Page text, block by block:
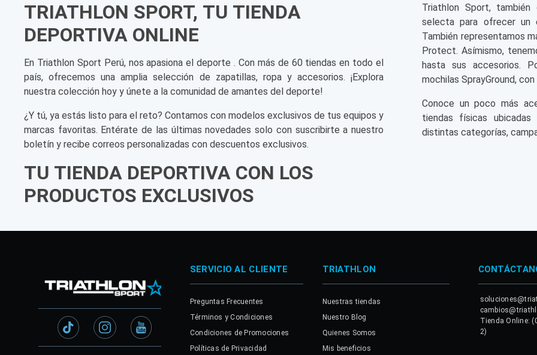
TRIATHLON SPORT, TU TIENDA
DEPORTIVA ONLINE
En Triathlon Sport Perú, nos apasiona el deporte . Con más de 60 tiendas en todo el
país, ofrecemos una amplia selección de zapatillas, ropa y accesorios. ¡Explora
nuestra colección hoy y únete a la comunidad de amantes del deporte!
¿Y tú, ya estás listo para el reto? Contamos con modelos exclusivos de tus equipos y
marcas favoritas. Entérate de las últimas novedades solo con suscribirte a nuestro
boletín y recibe correos personalizadas con descuentos exclusivos.
TU TIENDA DEPORTIVA CON LOS
PRODUCTOS EXCLUSIVOS
Triathlon Sport, también
selecta para ofrecer un
También representamos
Protect. Asímismo,
hasta sus accesorios.
mochilas SprayGround,
Conoce un poco más
tiendas físicas
distintas categorías,
SERVICIO AL CLIENTE
Preguntas Frecuentes
Términos y Condiciones
Condiciones de Promociones
Políticas de Privacidad
TRIATHLON
Nuestras tiendas
Nuestro Blog
Quienes Somos
Mis beneficios
Tienda Online:
2)